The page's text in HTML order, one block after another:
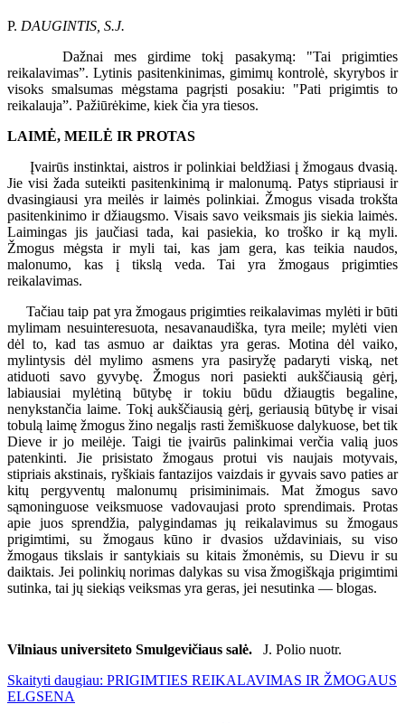
P. DAUGINTIS, S.J.
Dažnai mes girdime tokį pasakymą: "Tai prigimties
reikalavimas”. Lytinis pasitenkinimas, gimimų kontrolė, skyrybos ir
visoks smalsumas mėgstama pagrįsti posakiu: "Pati prigimtis to
reikalauja”. Pažiūrėkime, kiek čia yra tiesos.
LAIMĖ, MEILĖ IR PROTAS
Įvairūs instinktai, aistros ir polinkiai beldžiasi į žmogaus dvasią.
Jie visi žada suteikti pasitenkinimą ir malonumą. Patys stipriausi ir
dvasingiausi yra meilės ir laimės polinkiai. Žmogus visada trokšta
pasitenkinimo ir džiaugsmo. Visais savo veiksmais jis siekia laimės.
Laimingas jis jaučiasi tada, kai pasiekia, ko troško ir ką myli.
Žmogus mėgsta ir myli tai, kas jam gera, kas teikia naudos,
malonumo, kas į tikslą veda. Tai yra žmogaus prigimties
reikalavimas.
Tačiau taip pat yra žmogaus prigimties reikalavimas mylėti ir būti
mylimam nesuinteresuota, nesavanaudiška, tyra meile; mylėti vien
dėl to, kad tas asmuo ar daiktas yra geras. Motina dėl vaiko,
mylintysis dėl mylimo asmens yra pasiryžę padaryti viską, net
atiduoti savo gyvybę. Žmogus nori pasiekti aukščiausią gėrį,
labiausiai mylėtiną būtybę ir tokiu būdu džiaugtis begaline,
nenykstančia laime. Tokį aukščiausią gėrį, geriausią būtybę ir visai
tobulą laimę žmogus žino negalįs rasti žemiškuose dalykuose, bet tik
Dieve ir jo meilėje. Taigi tie įvairūs palinkimai verčia valią juos
patenkinti. Jie prisistato žmogaus protui vis naujais motyvais,
stipriais akstinais, ryškiais fantazijos vaizdais ir gyvais savo paties ar
kitų pergyventų malonumų prisiminimais. Mat žmogus savo
sąmoninguose veiksmuose vadovaujasi proto sprendimais. Protas
apie juos sprendžia, palygindamas jų reikalavimus su žmogaus
prigimtimi, su žmogaus kūno ir dvasios uždaviniais, su viso
žmogaus tikslais ir santykiais su kitais žmonėmis, su Dievu ir su
daiktais. Jei polinkių norimas dalykas su visa žmogiškąja prigimtimi
sutinka, tai jų siekiąs veiksmas yra geras, jei nesutinka — blogas.
Vilniaus universiteto Smulgevičiaus salė. J. Polio nuotr.
Skaityti daugiau: PRIGIMTIES REIKALAVIMAS IR ŽMOGAUS
ELGSENA